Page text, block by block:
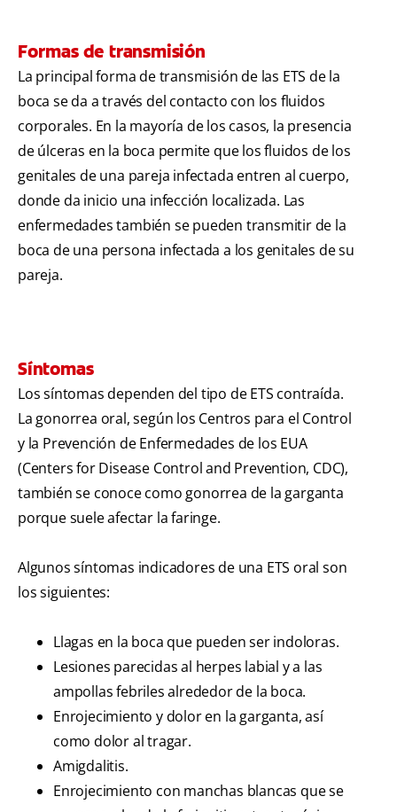
Formas de transmisión
La principal forma de transmisión de las ETS de la
boca se da a través del contacto con los fluidos
corporales. En la mayoría de los casos, la presencia
de úlceras en la boca permite que los fluidos de los
genitales de una pareja infectada entren al cuerpo,
donde da inicio una infección localizada. Las
enfermedades también se pueden transmitir de la
boca de una persona infectada a los genitales de su
pareja.
Síntomas
Los síntomas dependen del tipo de ETS contraída.
La gonorrea oral, según los Centros para el Control
y la Prevención de Enfermedades de los EUA
(Centers for Disease Control and Prevention, CDC),
también se conoce como gonorrea de la garganta
porque suele afectar la faringe.
Algunos síntomas indicadores de una ETS oral son
los siguientes:
Llagas en la boca que pueden ser indoloras.
Lesiones parecidas al herpes labial y a las
ampollas febriles alrededor de la boca.
Enrojecimiento y dolor en la garganta, así
como dolor al tragar.
Amigdalitis.
Enrojecimiento con manchas blancas que se